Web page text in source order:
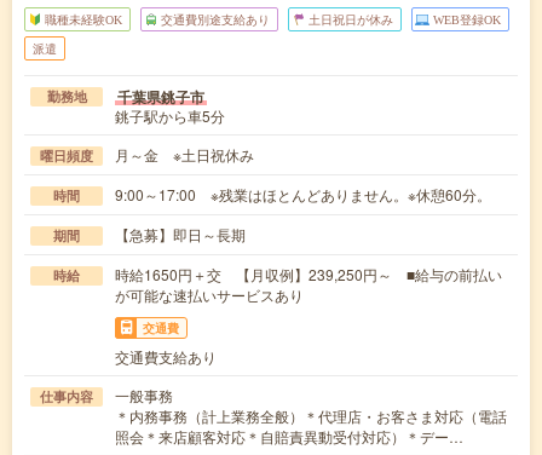
職種未経験OK 交通費別途支給あり 土日祝日が休み WEB登録OK
派遣
勤務地 千葉県銚子市
銚子駅から車5分
曜日頻度 月～金 ※土日祝休み
時間 9:00～17:00 ※残業はほとんどありません。※休憩60分。
期間 【急募】即日～長期
時給
時給1650円＋交 【月収例】239,250円～ ■給与の前払い
が可能な速払いサービスあり
交通費
交通費支給あり
仕事内容
一般事務
＊内務事務（計上業務全般）＊代理店・お客さま対応（電話
照会＊来店顧客対応＊自賠責異動受付対応）＊デー…